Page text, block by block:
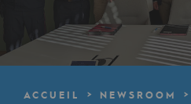
Teréga
Accélérateur de la
ACCUEIL NEWSROOM